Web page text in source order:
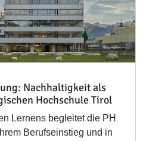
Nachhaltigkeit als
Hochschule Tirol
Lernens begleitet die PH
Berufseinstieg und in